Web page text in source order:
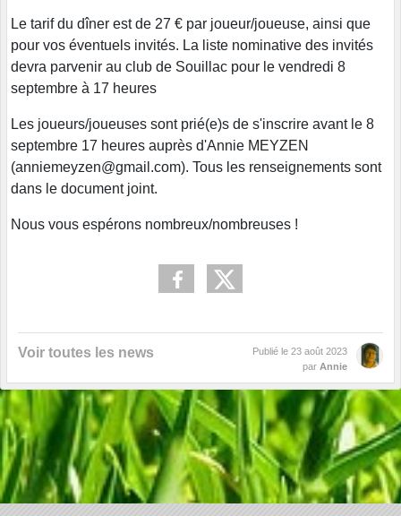
Le tarif du dîner est de 27 € par joueur/joueuse, ainsi que
pour vos éventuels invités. La liste nominative des invités
devra parvenir au club de Souillac pour le vendredi 8
septembre à 17 heures
Les joueurs/joueuses sont prié(e)s de s'inscrire avant le 8
septembre 17 heures auprès d'Annie MEYZEN
(anniemeyzen@gmail.com). Tous les renseignements sont
dans le document joint.
Nous vous espérons nombreux/nombreuses !
Voir toutes les news Publié le 23 août 2023
par Annie